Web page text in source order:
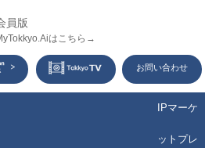
員版
はこちら→
お問い合わせ
IPマーケ
ットプレ